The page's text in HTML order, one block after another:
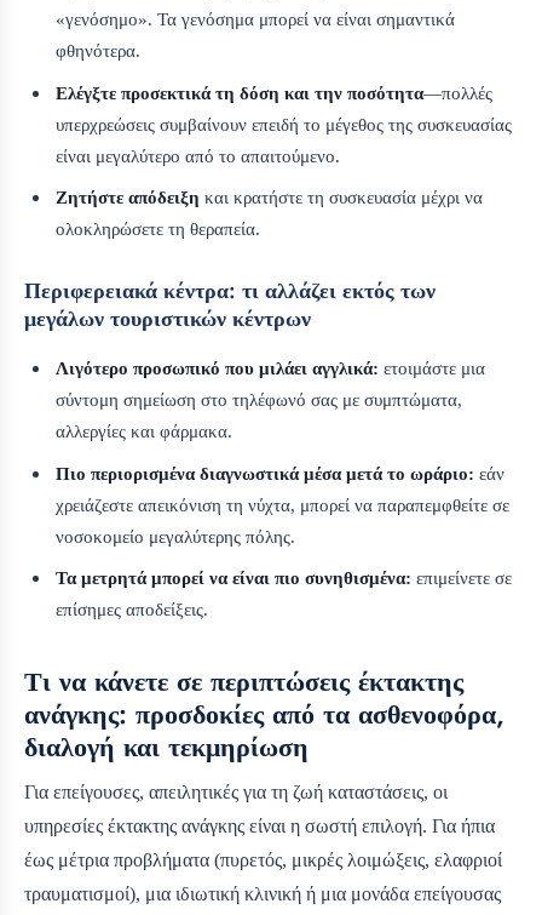
«γενόσημο». Τα γενόσημα μπορεί να είναι σημαντικά
φθηνότερα.
Ελέγξτε προσεκτικά τη δόση και την ποσότητα—πολλές
υπερχρεώσεις συμβαίνουν επειδή το μέγεθος της συσκευασίας
είναι μεγαλύτερο από το απαιτούμενο.
Ζητήστε απόδειξη και κρατήστε τη συσκευασία μέχρι να
ολοκληρώσετε τη θεραπεία.
Περιφερειακά κέντρα: τι αλλάζει εκτός των
μεγάλων τουριστικών κέντρων
Λιγότερο προσωπικό που μιλάει αγγλικά: ετοιμάστε μια
σύντομη σημείωση στο τηλέφωνό σας με συμπτώματα,
αλλεργίες και φάρμακα.
Πιο περιορισμένα διαγνωστικά μέσα μετά το ωράριο: εάν
χρειάζεστε απεικόνιση τη νύχτα, μπορεί να παραπεμφθείτε σε
νοσοκομείο μεγαλύτερης πόλης.
Τα μετρητά μπορεί να είναι πιο συνηθισμένα: επιμείνετε σε
επίσημες αποδείξεις.
Τι να κάνετε σε περιπτώσεις έκτακτης
ανάγκης: προσδοκίες από τα ασθενοφόρα,
διαλογή και τεκμηρίωση
Για επείγουσες, απειλητικές για τη ζωή καταστάσεις, οι
υπηρεσίες έκτακτης ανάγκης είναι η σωστή επιλογή. Για ήπια
έως μέτρια προβλήματα (πυρετός, μικρές λοιμώξεις, ελαφριοί
τραυματισμοί), μια ιδιωτική κλινική ή μια μονάδα επείγουσας